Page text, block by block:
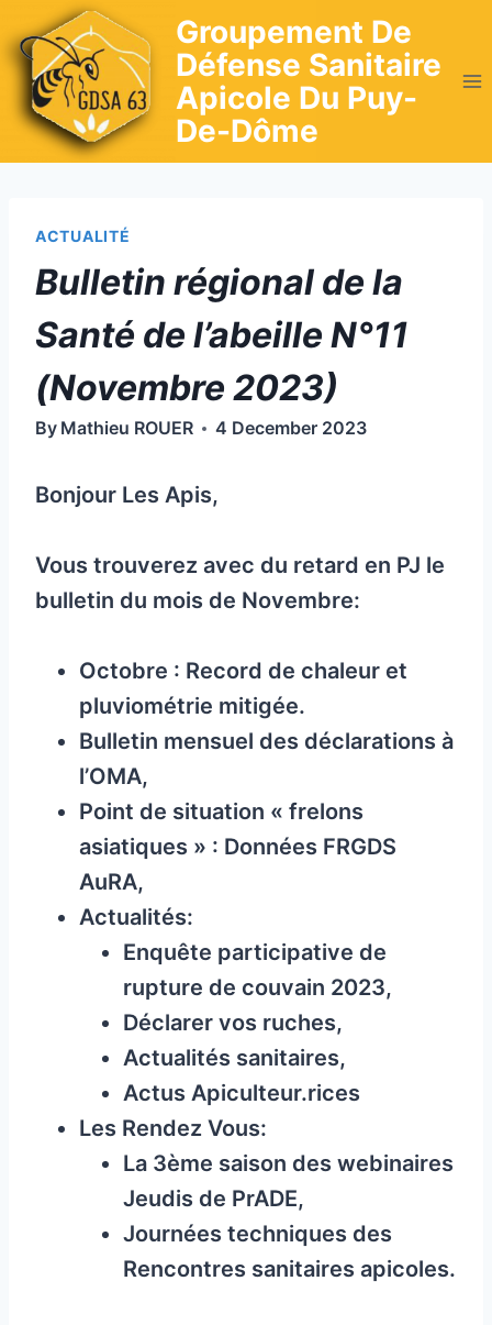
to
content
Groupement De
Défense Sanitaire
Apicole Du Puy-
De-Dôme
ACTUALITÉ
Bulletin régional de la
Santé de l’abeille N°11
(Novembre 2023)
By Mathieu ROUER 4 December 2023
Bonjour Les Apis,
Vous trouverez avec du retard en PJ le
bulletin du mois de Novembre:
Octobre : Record de chaleur et
pluviométrie mitigée.
Bulletin mensuel des déclarations à
l’OMA,
Point de situation « frelons
asiatiques » : Données FRGDS
AuRA,
Actualités:
Enquête participative de
rupture de couvain 2023,
Déclarer vos ruches,
Actualités sanitaires,
Actus Apiculteur.rices
Les Rendez Vous:
La 3ème saison des webinaires
Jeudis de PrADE,
Journées techniques des
Rencontres sanitaires apicoles.